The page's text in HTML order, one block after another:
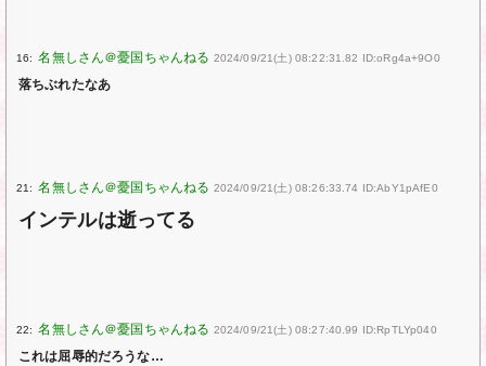
16: 2024/09/21(土) 08:22:31.82 ID:oRg4a+9O0
落ちぶれたなあ
21: 2024/09/21(土) 08:26:33.74 ID:AbY1pAfE0
インテルは逝ってる
22: 2024/09/21(土) 08:27:40.99 ID:RpTLYp040
これは屈辱的だろうな…